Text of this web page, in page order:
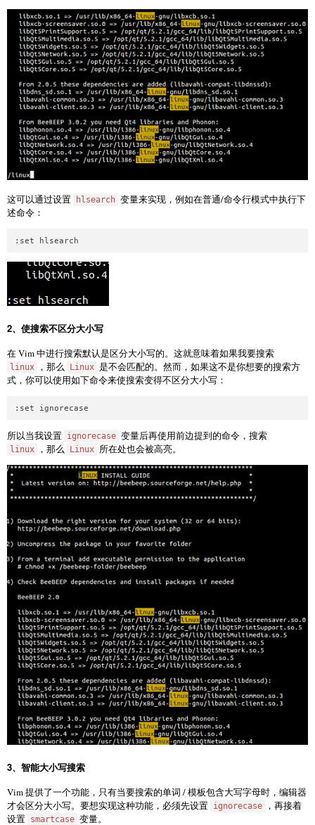
这可以通过设置 hlsearch 变量来实现，例如在普通/命令行模式中执行下
述命令：
2、使搜索不区分大小写
在 Vim 中进行搜索默认是区分大小写的。这就意味着如果我要搜索
linux ，那么 Linux 是不会匹配的。然而，如果这不是你想要的搜索方
式，你可以使用如下命令来使搜索变得不区分大小写：
所以当我设置 ignorecase 变量后再使用前边提到的命令，搜索
linux ，那么 Linux 所在处也会被高亮。
3、智能大小写搜索
Vim 提供了一个功能，只有当要搜索的单词 / 模板包含大写字母时，编辑器
才会区分大小写。要想实现这种功能，必须先设置 ignorecase
，再接着
设置 smartcase 变量。